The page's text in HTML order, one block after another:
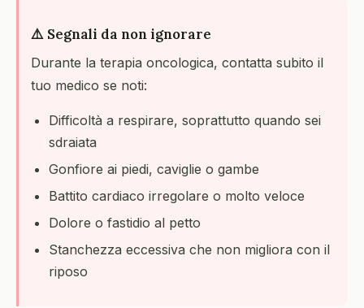
⚠️ Segnali da non ignorare
Durante la terapia oncologica, contatta subito il
tuo medico se noti:
Difficoltà a respirare, soprattutto quando sei
sdraiata
Gonfiore ai piedi, caviglie o gambe
Battito cardiaco irregolare o molto veloce
Dolore o fastidio al petto
Stanchezza eccessiva che non migliora con il
riposo